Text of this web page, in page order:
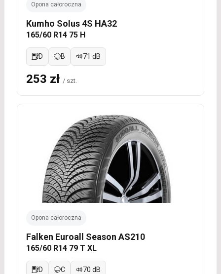
Opona całoroczna
Kumho Solus 4S HA32
165/60 R14 75 H
D B 71 dB
253 zł / szt.
Opona całoroczna
Falken Euroall Season AS210
165/60 R14 79 T XL
D C 70 dB